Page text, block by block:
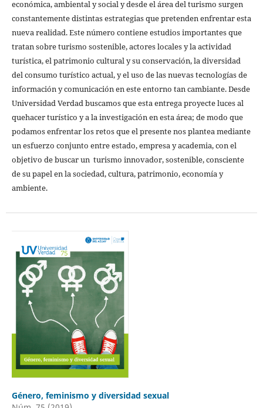
económica, ambiental y social y desde el área del turismo surgen
constantemente distintas estrategias que pretenden enfrentar esta
nueva realidad. Este número contiene estudios importantes que
tratan sobre turismo sostenible, actores locales y la actividad
turística, el patrimonio cultural y su conservación, la diversidad
del consumo turístico actual, y el uso de las nuevas tecnologías de
información y comunicación en este entorno tan cambiante. Desde
Universidad Verdad buscamos que esta entrega proyecte luces al
quehacer turístico y a la investigación en esta área; de modo que
podamos enfrentar los retos que el presente nos plantea mediante
un esfuerzo conjunto entre estado, empresa y academia, con el
objetivo de buscar un turismo innovador, sostenible, consciente
de su papel en la sociedad, cultura, patrimonio, economía y
ambiente.
Género, feminismo y diversidad sexual